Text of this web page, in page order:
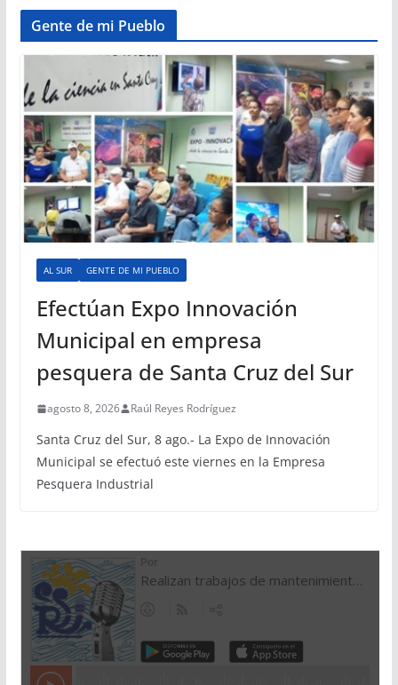
Gente de mi Pueblo
AL SUR GENTE DE MI PUEBLO
Efectúan Expo Innovación
Municipal en empresa
pesquera de Santa Cruz del Sur
agosto 8, 2026 Raúl Reyes Rodríguez
Santa Cruz del Sur, 8 ago.- La Expo de Innovación
Municipal se efectuó este viernes en la Empresa
Pesquera Industrial